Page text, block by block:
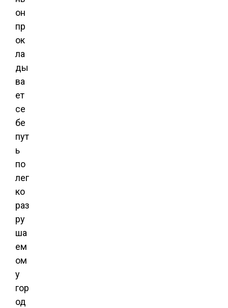
он
пр
ок
ла
ды
ва
ет
се
бе
пут
ь
по
лег
ко
раз
ру
ша
ем
ом
у
гор
од